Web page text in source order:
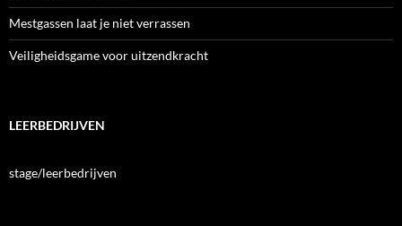
Mestgassen laat je niet verrassen
Veiligheidsgame voor uitzendkracht
LEERBEDRIJVEN
stage/leerbedrijven